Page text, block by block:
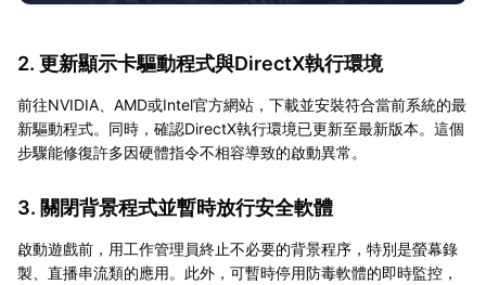
2. 更新顯示卡驅動程式與DirectX執行環境
前往NVIDIA、AMD或Intel官方網站，下載並安裝符合當前系統的最
新驅動程式。同時，確認DirectX執行環境已更新至最新版本。這個
步驟能修復許多因硬體指令不相容導致的啟動異常。
3. 關閉背景程式並暫時放行安全軟體
啟動遊戲前，用工作管理員終止不必要的背景程序，特別是螢幕錄
製、直播串流類的應用。此外，可暫時停用防毒軟體的即時監控，